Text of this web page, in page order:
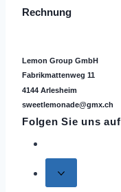
Rechnung
Lemon Group GmbH
Fabrikmattenweg 11
4144 Arlesheim
sweetlemonade@gmx.ch
Folgen Sie uns auf